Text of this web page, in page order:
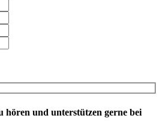
hören und unterstützen gerne bei